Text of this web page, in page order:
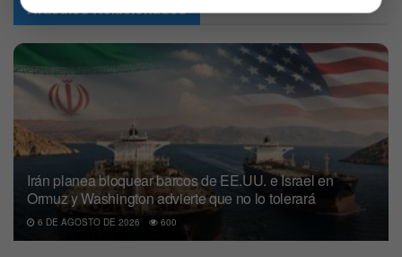
ArticulosRelacionados
Irán planea bloquear barcos de EE.UU. e Israel en
Ormuz y Washington advierte que no lo tolerará
6 DE AGOSTO DE 2026 600